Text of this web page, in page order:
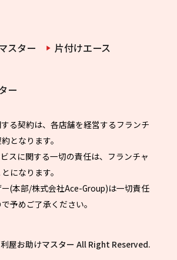
スター
片付けエース
ー
る契約は、各店舗を経営するフランチ
となります。
スに関する一切の責任は、フランチャ
になります。
(本部/株式会社Ace-Group)は一切責任
予めご了承ください。
屋お助けマスター All Right Reserved.